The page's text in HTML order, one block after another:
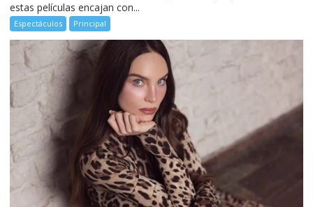
estas películas encajan con...
Espectáculos Principal